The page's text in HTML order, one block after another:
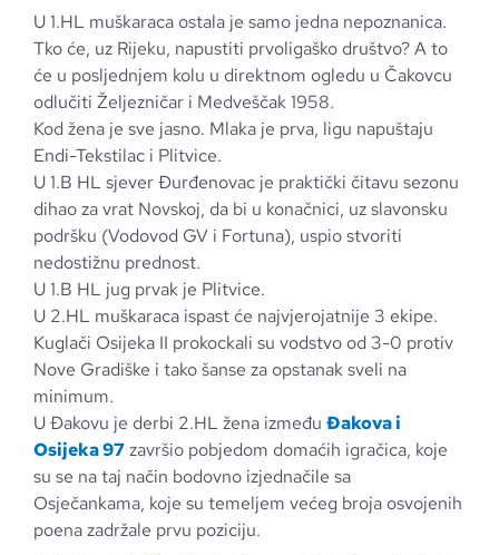
U 1.HL muškaraca ostala je samo jedna nepoznanica.
Tko će, uz Rijeku, napustiti prvoligaško društvo? A to
će u posljednjem kolu u direktnom ogledu u Čakovcu
odlučiti Željezničar i Medveščak 1958.
Kod žena je sve jasno. Mlaka je prva, ligu napuštaju
Endi-Tekstilac i Plitvice.
U 1.B HL sjever Đurđenovac je praktički čitavu sezonu
dihao za vrat Novskoj, da bi u konačnici, uz slavonsku
podršku (Vodovod GV i Fortuna), uspio stvoriti
nedostižnu prednost.
U 1.B HL jug prvak je Plitvice.
U 2.HL muškaraca ispast će najvjerojatnije 3 ekipe.
Kuglači Osijeka II prokockali su vodstvo od 3-0 protiv
Nove Gradiške i tako šanse za opstanak sveli na
minimum.
U Đakovu je derbi 2.HL žena između Đakova i
Osijeka 97završio pobjedom domaćih igračica, koje
su se na taj način bodovno izjednačile sa
Osječankama, koje su temeljem većeg broja osvojenih
poena zadržale prvu poziciju.